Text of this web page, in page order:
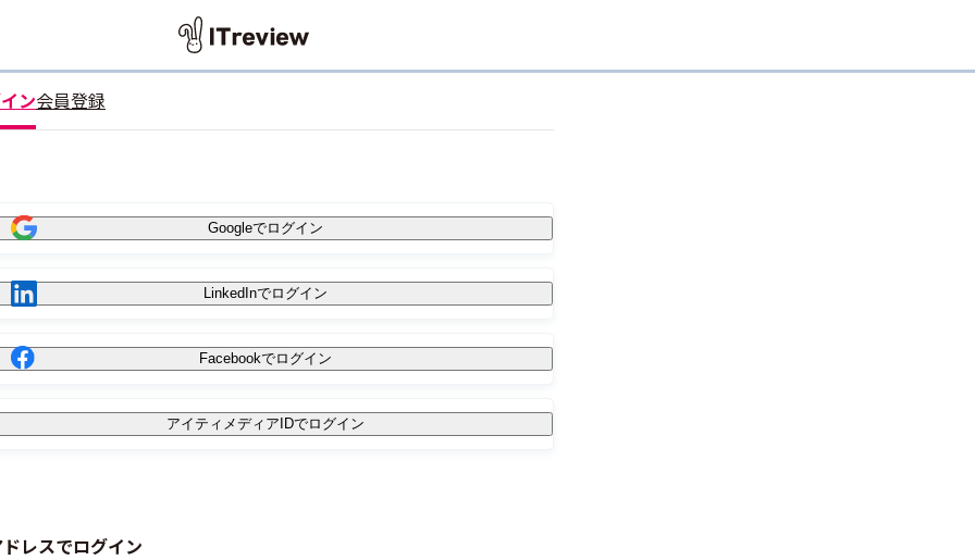
ン会員登録
Googleでログイン
LinkedInでログイン
Facebookでログイン
アイティメディアIDでログイン
レスでログイン